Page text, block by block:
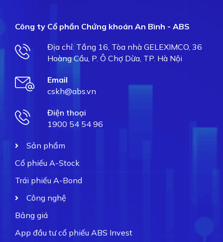
Công ty Cổ phần Chứng khoán An Bình - ABS
Địa chỉ: Tầng 16, Tòa nhà GELEXIMCO, 36
Hoàng Cầu, P. Ô Chợ Dừa, TP. Hà Nội
Email
cskh@abs.vn
Điện thoại
1900 54 54 96
Sản phẩm
Cổ phiếu A-Stock
Trái phiếu A-Bond
Công nghệ
Bảng giá
App đầu tư cổ phiếu ABS Invest